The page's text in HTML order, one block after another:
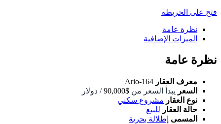
فتح على الخريطة
نظرة عامة
الميزات الإضافية
نظرة عامة
معرف العقار Ario-164
السعر يبدأ السعر من $90,000
/ دولار
نوع العقار مشروع سكني
حالة العقار للبيع
المسمى إطلالة بحرية